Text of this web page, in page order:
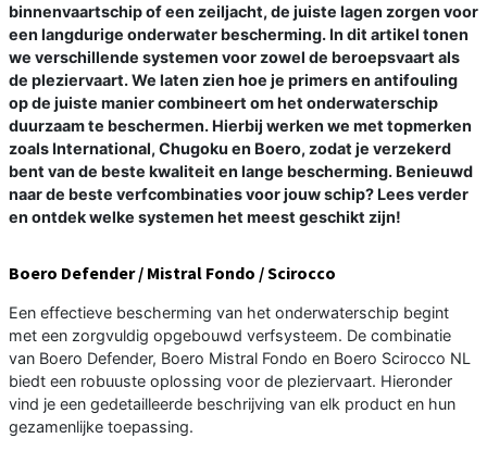
binnenvaartschip of een zeiljacht, de juiste lagen zorgen voor
een langdurige onderwater bescherming. In dit artikel tonen
we verschillende systemen voor zowel de beroepsvaart als
de pleziervaart. We laten zien hoe je primers en antifouling
op de juiste manier combineert om het onderwaterschip
duurzaam te beschermen. Hierbij werken we met topmerken
zoals International, Chugoku en Boero, zodat je verzekerd
bent van de beste kwaliteit en lange bescherming. Benieuwd
naar de beste verfcombinaties voor jouw schip? Lees verder
en ontdek welke systemen het meest geschikt zijn!
Boero Defender / Mistral Fondo / Scirocco
Een effectieve bescherming van het onderwaterschip begint
met een zorgvuldig opgebouwd verfsysteem. De combinatie
van Boero Defender, Boero Mistral Fondo en Boero Scirocco NL
biedt een robuuste oplossing voor de pleziervaart. Hieronder
vind je een gedetailleerde beschrijving van elk product en hun
gezamenlijke toepassing.